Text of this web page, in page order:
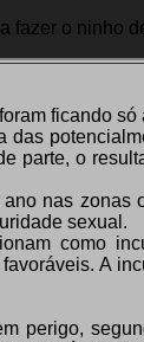
fazer o ninho
ficando
das
parte, o
nas zonas
sexual.
como
A
perigo,